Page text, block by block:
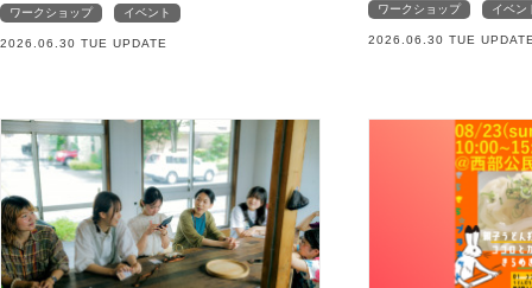
ワークショップ イベント
2026.06.30 TUE UPDATE
ワークショップ イベン
2026.06.30 TUE